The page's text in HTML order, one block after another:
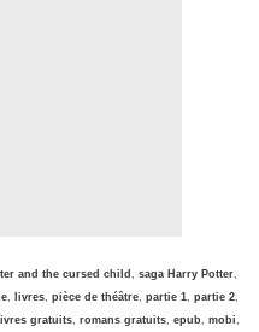
and the cursed child , saga Harry Potter,
, livres, pièce de théâtre, partie 1, partie 2,
livres gratuits, romans gratuits, epub, mobi,